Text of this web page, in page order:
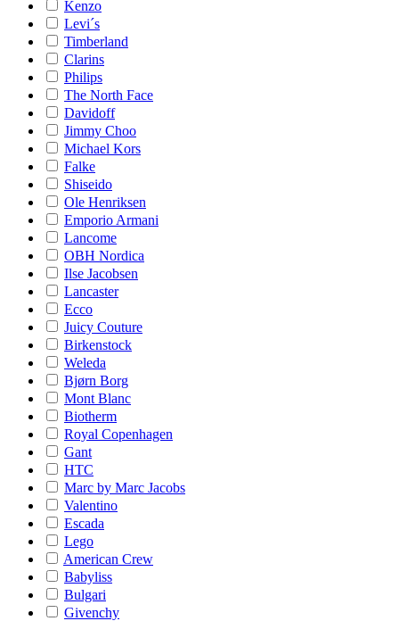
Kenzo
Levi´s
Timberland
Clarins
Philips
The North Face
Davidoff
Jimmy Choo
Michael Kors
Falke
Shiseido
Ole Henriksen
Emporio Armani
Lancome
OBH Nordica
Ilse Jacobsen
Lancaster
Ecco
Juicy Couture
Birkenstock
Weleda
Bjørn Borg
Mont Blanc
Biotherm
Royal Copenhagen
Gant
HTC
Marc by Marc Jacobs
Valentino
Escada
Lego
American Crew
Babyliss
Bulgari
Givenchy